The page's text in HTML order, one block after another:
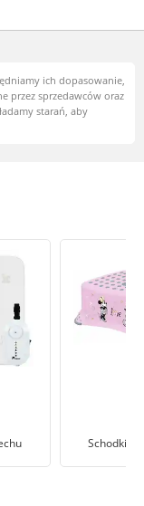
ich dopasowanie,
przez sprzedawców oraz
starań, aby
Schodki